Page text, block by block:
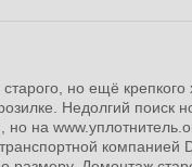
но ещё
Недолгий поиск
но на